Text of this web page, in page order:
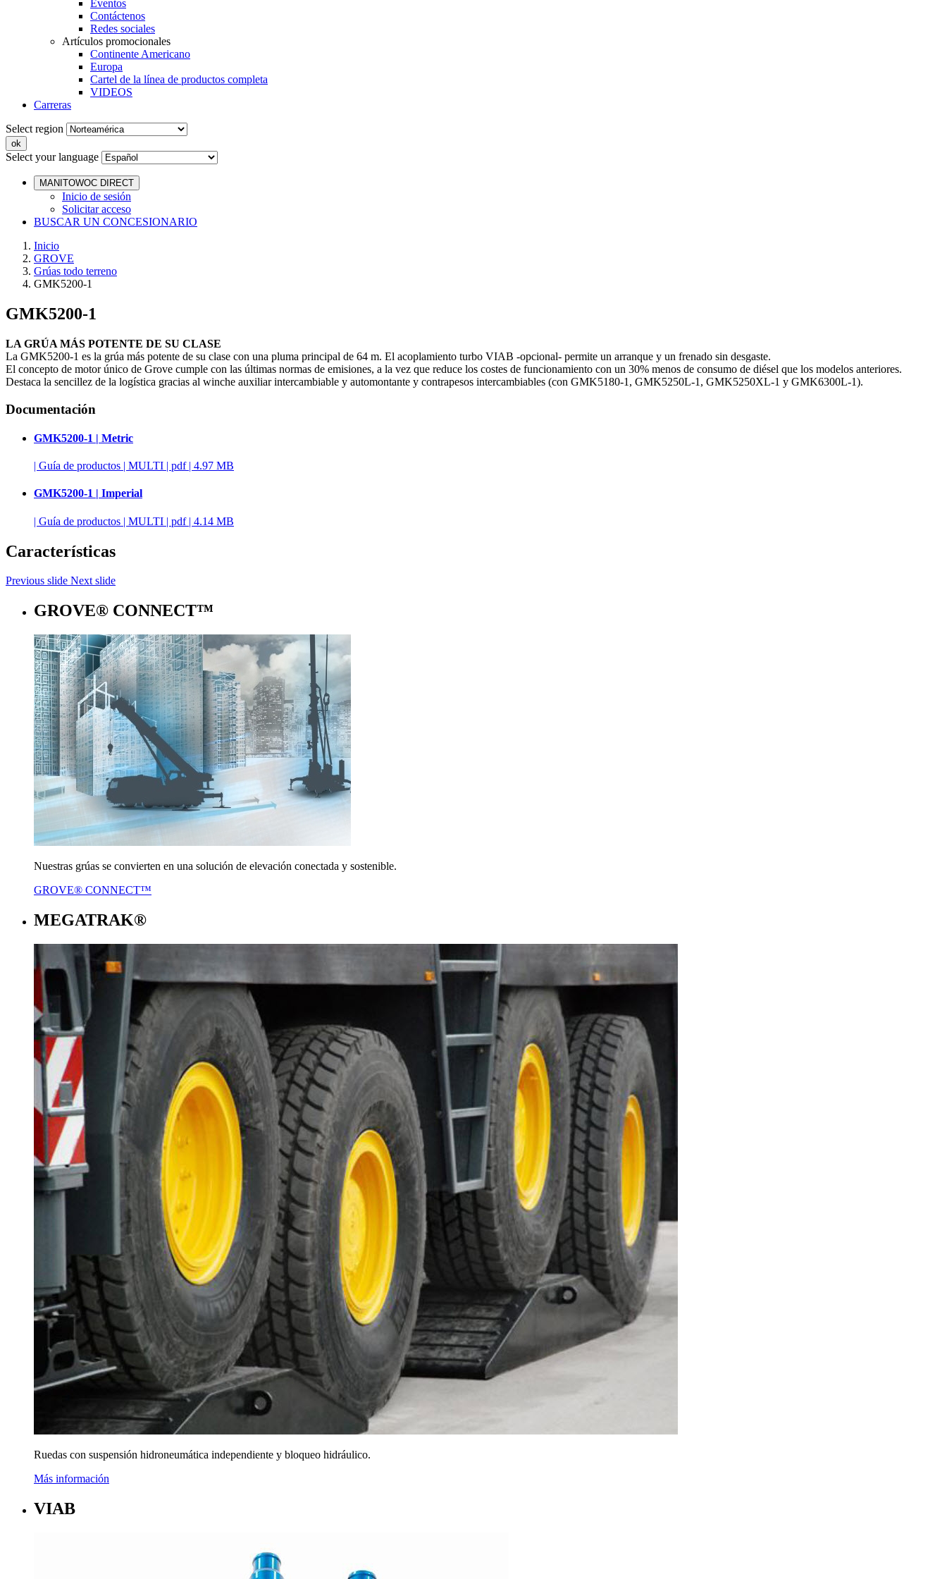
Eventos
Contáctenos
Redes sociales
Artículos promocionales
Continente Americano
Europa
Cartel de la línea de productos completa
VIDEOS
Carreras
Select region
Select your language
MANITOWOC DIRECT
Inicio de sesión
Solicitar acceso
BUSCAR UN CONCESIONARIO
Inicio
GROVE
Grúas todo terreno
GMK5200-1
GMK5200-1
LA GRÚA MÁS POTENTE DE SU CLASE
La GMK5200-1 es la grúa más potente de su clase con una pluma principal de 64 m. El acoplamiento turbo VIAB -opcional- permite un arranque y un frenado sin desgaste.
El concepto de motor único de Grove cumple con las últimas normas de emisiones, a la vez que reduce los costes de funcionamiento con un 30% menos de consumo de diésel que los modelos anteriores.
Destaca la sencillez de la logística gracias al winche auxiliar intercambiable y automontante y contrapesos intercambiables (con GMK5180-1, GMK5250L-1, GMK5250XL-1 y GMK6300L-1).
Documentación
GMK5200-1 | Metric
| Guía de productos | MULTI | pdf | 4.97 MB
GMK5200-1 | Imperial
| Guía de productos | MULTI | pdf | 4.14 MB
Características
Previous slide Next slide
GROVE® CONNECT™
Nuestras grúas se convierten en una solución de elevación conectada y sostenible.
GROVE® CONNECT™
MEGATRAK®
Ruedas con suspensión hidroneumática independiente y bloqueo hidráulico.
Más información
VIAB